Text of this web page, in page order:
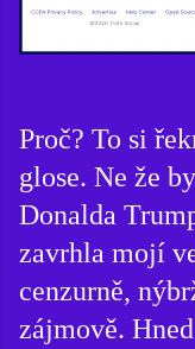
Proč? To si
glose. Ne že
Donalda
zavrhla mojí
cenzurně,
zájmově.